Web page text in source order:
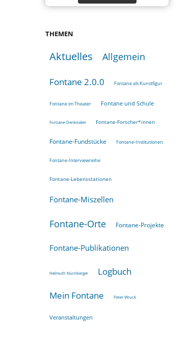
THEMEN
Aktuelles Allgemein
Fontane 2.0.0 Fontane als Kunstfigur
Fontane im Theater Fontane und Schule
Fontane-Denkmäler Fontane-Forscher*innen
Fontane-Fundstücke Fontane-Institutionen
Fontane-Interviewreihe
Fontane-Lebensstationen
Fontane-Miszellen
Fontane-Orte Fontane-Projekte
Fontane-Publikationen
Helmuth Nürnberger Logbuch
Mein Fontane Peter Wruck
Veranstaltungen